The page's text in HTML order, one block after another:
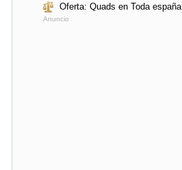
Oferta: Quads en Toda españa
Anuncio